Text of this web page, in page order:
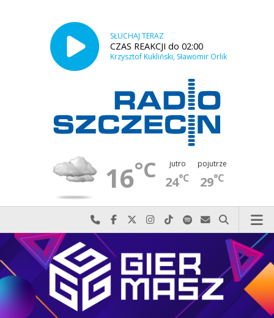
SŁUCHAJ TERAZ
CZAS REAKCJI do 02:00
Krzysztof Kukliński, Sławomir Orlik
16°C jutro
24°C
pojutrze
29°C
Najlepiej po prostu do nas zadzwoń
Odwiedź nas na Facebook-u
Odwiedź nas na X
Odwiedź nas na Instagram-ie
Odwiedź nas na TikTok-u
Szukaj nas na Spotify
Wyślij do nas
Szukaj